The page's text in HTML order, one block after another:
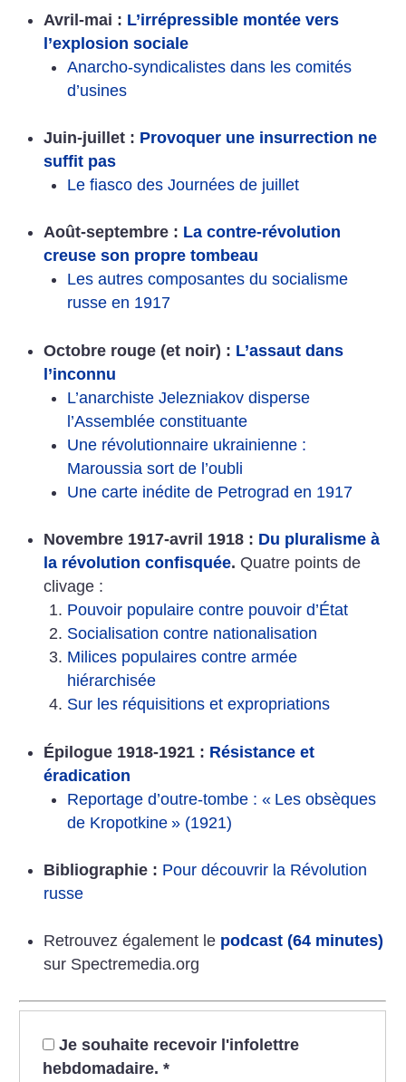
Avril-mai : L’irrépressible montée vers
l’explosion sociale
Anarcho-syndicalistes dans les comités
d’usines
Juin-juillet : Provoquer une insurrection ne
suffit pas
Le fiasco des Journées de juillet
Août-septembre : La contre-révolution
creuse son propre tombeau
Les autres composantes du socialisme
russe en 1917
Octobre rouge (et noir) : L’assaut dans
l’inconnu
L’anarchiste Jelezniakov disperse
l’Assemblée constituante
Une révolutionnaire ukrainienne :
Maroussia sort de l’oubli
Une carte inédite de Petrograd en 1917
Novembre 1917-avril 1918 : Du pluralisme à
la révolution confisquée. Quatre points de
clivage :
Pouvoir populaire contre pouvoir d’État
Socialisation contre nationalisation
Milices populaires contre armée
hiérarchisée
Sur les réquisitions et expropriations
Épilogue 1918-1921 : Résistance et
éradication
Reportage d’outre-tombe : « Les obsèques
de Kropotkine » (1921)
Bibliographie : Pour découvrir la Révolution
russe
Retrouvez également le podcast (64 minutes)
sur Spectremedia.org
Je souhaite recevoir l'infolettre
hebdomadaire. *